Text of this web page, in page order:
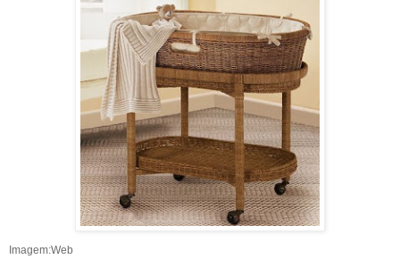
Imagem:Web